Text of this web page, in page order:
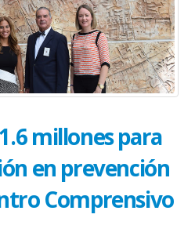
millones para
en prevención
Comprensivo